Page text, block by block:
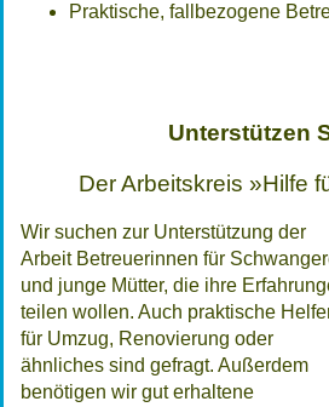
Praktische, fallbezogene
Unterstützen
Der Arbeitskreis »Hilfe
Wir suchen zur Unterstützung der
Arbeit Betreuerinnen für
und junge Mütter, die ihre
teilen wollen. Auch praktische
für Umzug, Renovierung oder
ähnliches sind gefragt. Außerdem
benötigen wir gut erhaltene